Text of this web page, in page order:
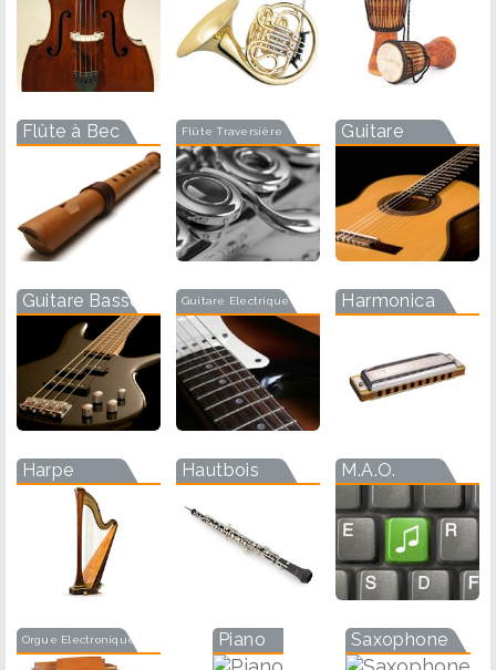
Flûte à Bec Flûte Traversière Guitare
Guitare Basse Guitare Electrique Harmonica
Harpe Hautbois M.A.O.
Orgue Electronique Piano Saxophone